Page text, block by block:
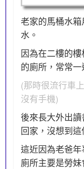
老家的馬桶水
水。
因為在二樓的
的廁所，常常
(那時很流行車
沒有手機)
後來長大外出
回家，沒想到
這近因為老爸
廁所主要是勞